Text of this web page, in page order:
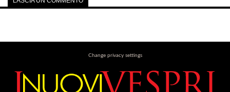
Change privacy settings